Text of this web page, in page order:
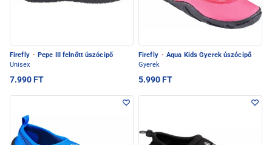
Firefly · Pepe III felnőtt úszócipő
Unisex
7.990 FT
Firefly · Aqua Kids Gyerek úszócipő
Gyerek
5.990 FT